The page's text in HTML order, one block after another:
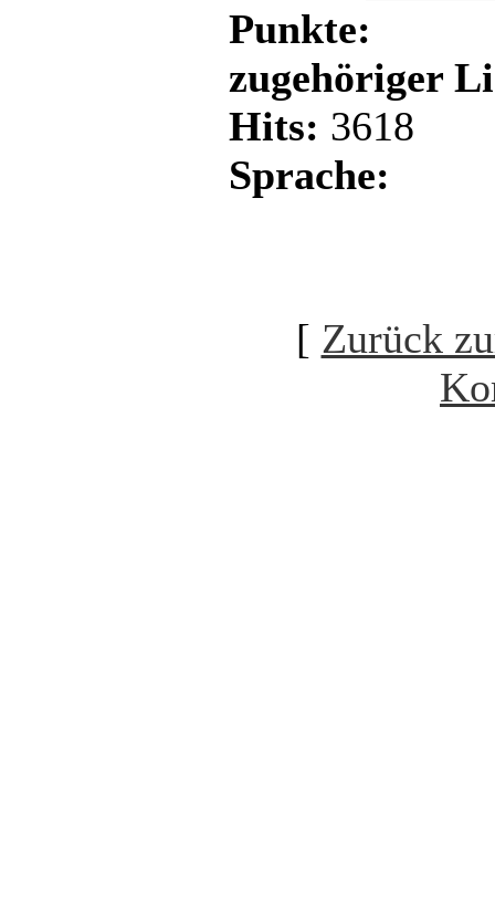
Punkte:
zugehöriger
Hits: 3618
Sprache:
[ Zurück